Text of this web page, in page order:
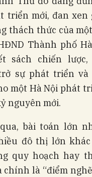
triển mới, đan xen
thách thức của
Thành phố
sách chiến
sự phát triển và
một Hà Nội phát
nguyên mới.
bài toán lớn
đô thị lớn
quy hoạch hay
chính là “điểm